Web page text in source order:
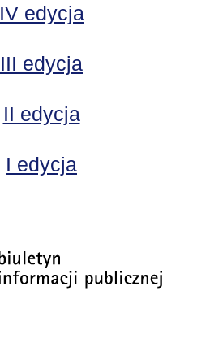
IV edycja
III edycja
II edycja
I edycja